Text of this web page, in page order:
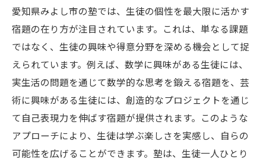
愛知県みよし市の塾では、生徒の個性を最大限に活かす
宿題の在り方が注目されています。これは、単なる課題
ではなく、生徒の興味や得意分野を深める機会として捉
えられています。例えば、数学に興味がある生徒には、
実生活の問題を通じて数学的な思考を鍛える宿題を、芸
術に興味がある生徒には、創造的なプロジェクトを通じ
て自己表現力を伸ばす宿題が提供されます。このような
アプローチにより、生徒は学ぶ楽しさを実感し、自らの
可能性を広げることができます。塾は、生徒一人ひとり